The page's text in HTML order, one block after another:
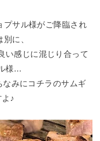
サル様がご降臨され
に、
い感じに混じり合って
様…
みにコチラのサムギ
♪